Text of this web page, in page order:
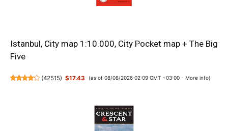
Istanbul, City map 1:10.000, City Pocket map + The Big
Five
(42515) $17.43 (as of 08/08/2026 02:09 GMT +03:00 - More info)